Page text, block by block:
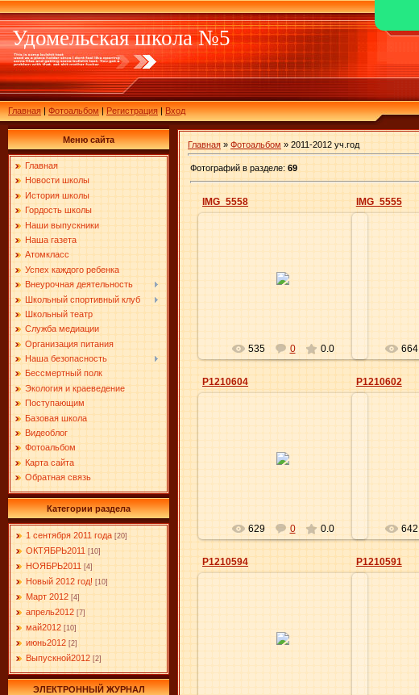
Удомельская школа №5
Главная|Фотоальбом|Регистрация|Вход
Меню сайта
Главная
Новости школы
История школы
Гордость школы
Наши выпускники
Наша газета
Атомкласс
Успех каждого ребенка
Внеурочная деятельность
Школьный спортивный клуб
Школьный театр
Служба медиации
Организация питания
Наша безопасность
Бессмертный полк
Экология и краеведение
Поступающим
Базовая школа
Видеоблог
Фотоальбом
Карта сайта
Обратная связь
Категории раздела
1 сентября 2011 года [20]
ОКТЯБРЬ2011 [10]
НОЯБРЬ2011 [4]
Новый 2012 год! [10]
Март 2012 [4]
апрель2012 [7]
май2012 [10]
июнь2012 [2]
Выпускной2012 [2]
ЭЛЕКТРОННЫЙ ЖУРНАЛ
Главная » Фотоальбом » 2011-2012 уч.год
Фотографий в разделе: 69
IMG_5558
535 0 0.0
IMG_5555
664
P1210604
629 0 0.0
P1210602
642
P1210594 P1210591